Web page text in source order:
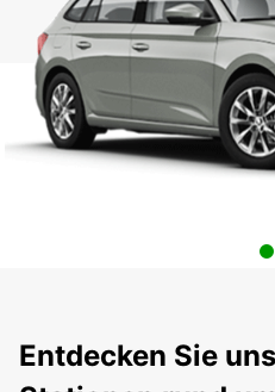
Entdecken Sie